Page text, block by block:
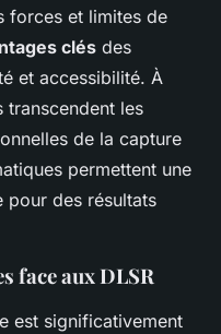
forces et limites de
clés des
et accessibilité. À
transcendent les
de la capture
permettent une
pour des résultats
face aux DLSR
est significativement